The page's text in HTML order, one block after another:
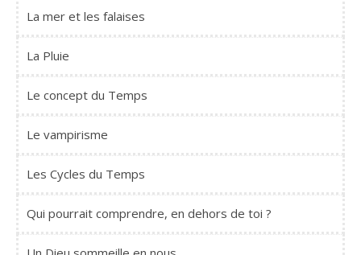
La mer et les falaises
La Pluie
Le concept du Temps
Le vampirisme
Les Cycles du Temps
Qui pourrait comprendre, en dehors de toi ?